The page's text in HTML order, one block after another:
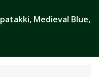
Medieval Blue,